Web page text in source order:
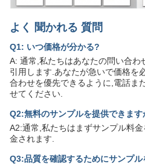
よく 聞かれる 質問
Q1: いつ価格が分かる?
A: 通常,私たちはあなたの問い合わ
引用します.あなたが急いで価格を
合わせを優先できるように,電話ま
せてください.
Q2:無料のサンプルを提供できます
A2:通常,私たちはまずサンプル料
金されます.
Q3:品質を確認するためにサンプ